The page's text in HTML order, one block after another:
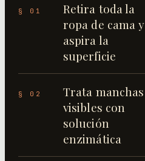
§ 01
Retira toda la
ropa de cama y
aspira la
superficie
§ 02
Trata manchas
visibles con
solución
enzimática